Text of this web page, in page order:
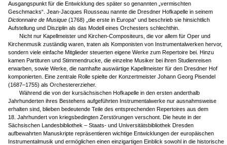
Ausgangspunkt für die Entwicklung des später so genannten „vermischten
Geschmacks“. Jean-Jacques Rousseau nannte die Dresdner Hofkapelle in seinem
Dictionnaire de Musique (1768) „die erste in Europa“ und beschrieb sie hinsichtlich
Aufstellung und Disziplin als das Modell eines Orchesters schlechthin.
Nicht nur Kapellmeister und Kirchen-Compositeurs, die vor allem für Oper und
Kirchenmusik zuständig waren, traten als Komponisten von Instrumentalwerken hervor,
sondern viele einfache Mitglieder steuerten eigene Werke zum Repertoire bei. Hinzu
kamen Partituren und Stimmendrucke, die einzelne Musiker bei ihren Studienreisen
erwarben, sowie Werke, die namhafte auswärtige Kapellmeister für den Dresdner Hof
komponierten. Eine zentrale Rolle spielte der Konzertmeister Johann Georg Pisendel
(1687–1755) als Orchestererzieher.
Während die von der kursächsischen Hofkapelle in den ersten anderthalb
Jahrhunderten ihres Bestehens aufgeführten Instrumentalwerke nur ausnahmsweise
erhalten sind, blieben bedeutende Teile des entsprechenden Repertoires aus dem
18. Jahrhundert von kriegsbedingten Zerstörungen verschont. Die heute in der
Sächsischen Landesbibliothek – Staats- und Universitätsbibliothek Dresden
aufbewahrten Manuskripte repräsentieren wichtige Entwicklungen der europäischen
Instrumentalmusik und ermöglichen einen einzigartigen Einblick sowohl in die historische